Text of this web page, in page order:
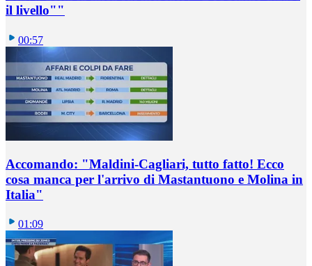
il livello""
00:57
Accomando: "Maldini-Cagliari, tutto fatto! Ecco
cosa manca per l'arrivo di Mastantuono e Molina in
Italia"
01:09